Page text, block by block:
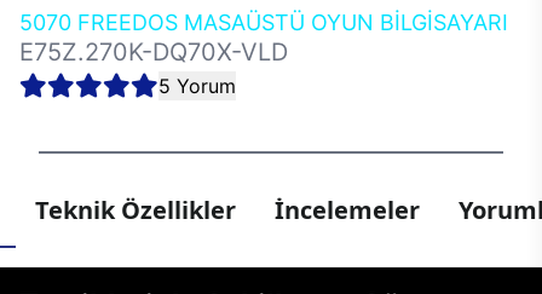
5070 FREEDOS MASAÜSTÜ OYUN BİLGİSAYARI
E75Z.270K-DQ70X-VLD
5 Yorum
Teknik Özellikler İncelemeler